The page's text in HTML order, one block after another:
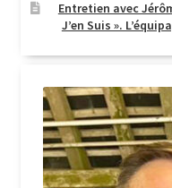
Entretien avec
J’en Suis ».